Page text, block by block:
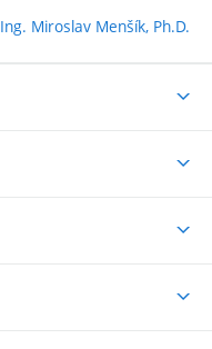
Ing. Miroslav Menšík, Ph.D.